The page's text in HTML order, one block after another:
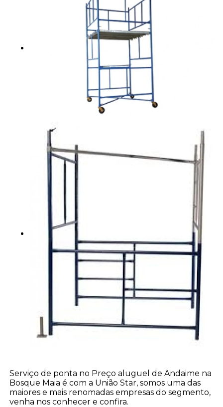
Serviço de ponta no Preço aluguel de Andaime na
Bosque Maia é com a União Star, somos uma das
maiores e mais renomadas empresas do segmento,
venha nos conhecer e confira.